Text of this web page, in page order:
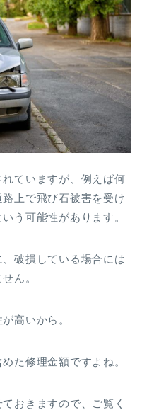
ていますが、例えば何
上で飛び石被害を受け
う可能性があります。
破損している場合には
ん。
高いから。
た修理金額ですよね。
おきますので、ご覧く